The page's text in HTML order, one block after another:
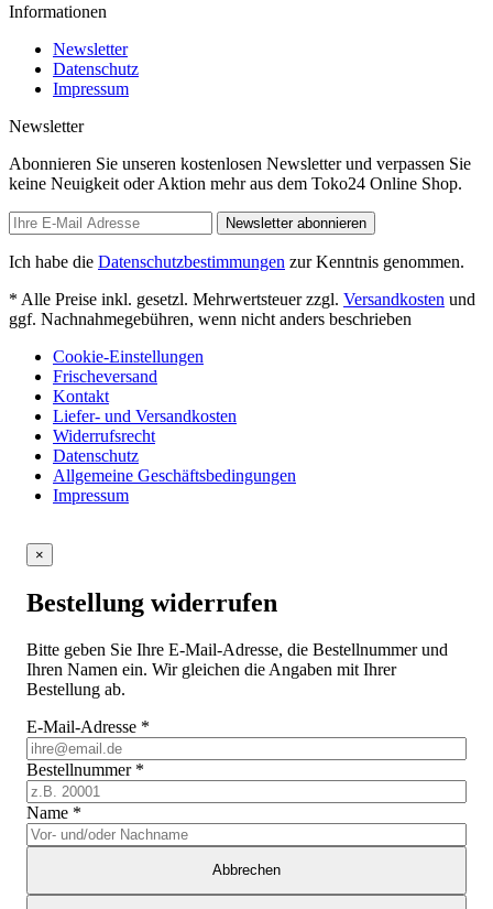
Informationen
Newsletter
Datenschutz
Impressum
Newsletter
Abonnieren Sie unseren kostenlosen Newsletter und verpassen Sie
keine Neuigkeit oder Aktion mehr aus dem Toko24 Online Shop.
Newsletter abonnieren
Ich habe die Datenschutzbestimmungen zur Kenntnis genommen.
* Alle Preise inkl. gesetzl. Mehrwertsteuer zzgl. Versandkosten und
ggf. Nachnahmegebühren, wenn nicht anders beschrieben
Cookie-Einstellungen
Frischeversand
Kontakt
Liefer- und Versandkosten
Widerrufsrecht
Datenschutz
Allgemeine Geschäftsbedingungen
Impressum
×
Bestellung widerrufen
Bitte geben Sie Ihre E-Mail-Adresse, die Bestellnummer und
Ihren Namen ein. Wir gleichen die Angaben mit Ihrer
Bestellung ab.
E-Mail-Adresse *
Bestellnummer *
Name *
Abbrechen